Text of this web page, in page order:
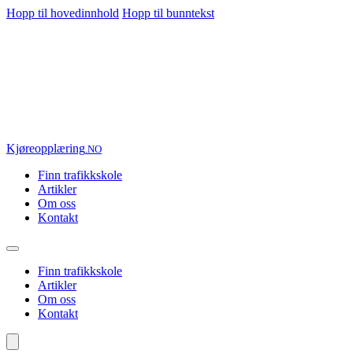
Hopp til hovedinnhold Hopp til bunntekst
Kjøreopplæring.NO
Finn trafikkskole
Artikler
Om oss
Kontakt
Finn trafikkskole
Artikler
Om oss
Kontakt